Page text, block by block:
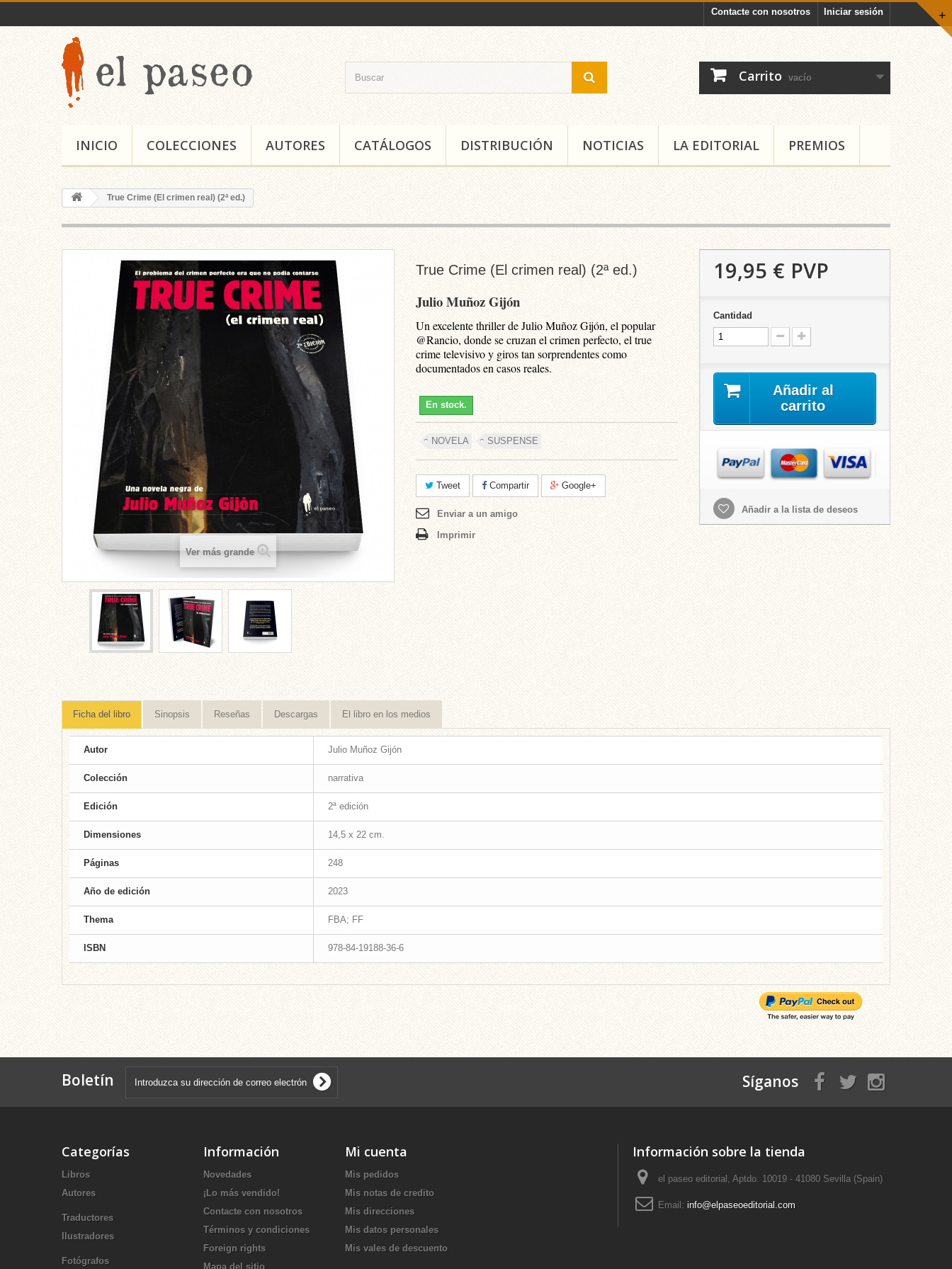
+
Iniciar sesión
Contacte con nosotros
Carrito vacío
INICIO COLECCIONES AUTORES CATÁLOGOS DISTRIBUCIÓN NOTICIAS LA EDITORIAL PREMIOS
True Crime (El crimen real) (2ª ed.)
Ver más grande
True Crime (El crimen real) (2ª ed.)
Julio Muñoz Gijón
Un excelente thriller de Julio Muñoz Gijón, el popular
@Rancio, donde se cruzan el crimen perfecto, el true
crime televisivo y giros tan sorprendentes como
documentados en casos reales.
En stock.
NOVELA SUSPENSE
Tweet Compartir Google+
Enviar a un amigo
Imprimir
19,95 € PVP
Cantidad
Añadir al
carrito
Añadir a la lista de deseos
Ficha del libro Sinopsis Reseñas Descargas El libro en los medios
Autor Julio Muñoz Gijón
Colección narrativa
Edición 2ª edición
Dimensiones 14,5 x 22 cm.
Páginas 248
Año de edición 2023
Thema FBA; FF
ISBN 978-84-19188-36-6
Boletín Síganos
Categorías
Libros
Autores
Traductores
Ilustradores
Fotógrafos
Información
Novedades
¡Lo más vendido!
Contacte con nosotros
Términos y condiciones
Foreign rights
Mapa del sitio
Mi cuenta
Mis pedidos
Mis notas de credito
Mis direcciones
Mis datos personales
Mis vales de descuento
Información sobre la tienda
el paseo editorial, Aptdo. 10019 - 41080 Sevilla (Spain)
Email: info@elpaseoeditorial.com